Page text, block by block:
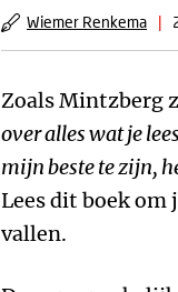
Wiemer Renkema |
Zoals Mintzberg
over alles wat je
mijn beste te zijn,
Lees dit boek om
vallen.